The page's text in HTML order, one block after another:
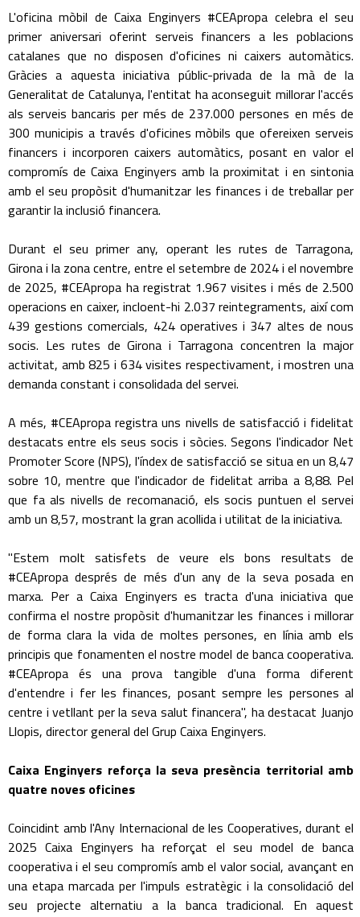
L'oficina mòbil de Caixa Enginyers #CEApropa celebra el seu
primer aniversari oferint serveis financers a les poblacions
catalanes que no disposen d'oficines ni caixers automàtics.
Gràcies a aquesta iniciativa públic-privada de la mà de la
Generalitat de Catalunya, l'entitat ha aconseguit millorar l'accés
als serveis bancaris per més de 237.000 persones en més de
300 municipis a través d'oficines mòbils que ofereixen serveis
financers i incorporen caixers automàtics, posant en valor el
compromís de Caixa Enginyers amb la proximitat i en sintonia
amb el seu propòsit d'humanitzar les finances i de treballar per
garantir la inclusió financera.
Durant el seu primer any, operant les rutes de Tarragona,
Girona i la zona centre, entre el setembre de 2024 i el novembre
de 2025, #CEApropa ha registrat 1.967 visites i més de 2.500
operacions en caixer, incloent-hi 2.037 reintegraments, així com
439 gestions comercials, 424 operatives i 347 altes de nous
socis. Les rutes de Girona i Tarragona concentren la major
activitat, amb 825 i 634 visites respectivament, i mostren una
demanda constant i consolidada del servei.
A més, #CEApropa registra uns nivells de satisfacció i fidelitat
destacats entre els seus socis i sòcies. Segons l'indicador Net
Promoter Score (NPS), l'índex de satisfacció se situa en un 8,47
sobre 10, mentre que l'indicador de fidelitat arriba a 8,88. Pel
que fa als nivells de recomanació, els socis puntuen el servei
amb un 8,57, mostrant la gran acollida i utilitat de la iniciativa.
"Estem molt satisfets de veure els bons resultats de
#CEApropa després de més d'un any de la seva posada en
marxa. Per a Caixa Enginyers es tracta d'una iniciativa que
confirma el nostre propòsit d'humanitzar les finances i millorar
de forma clara la vida de moltes persones, en línia amb els
principis que fonamenten el nostre model de banca cooperativa.
#CEApropa és una prova tangible d'una forma diferent
d'entendre i fer les finances, posant sempre les persones al
centre i vetllant per la seva salut financera", ha destacat Juanjo
Llopis, director general del Grup Caixa Enginyers.
Caixa Enginyers reforça la seva presència territorial amb
quatre noves oficines
Coincidint amb l'Any Internacional de les Cooperatives, durant el
2025 Caixa Enginyers ha reforçat el seu model de banca
cooperativa i el seu compromís amb el valor social, avançant en
una etapa marcada per l'impuls estratègic i la consolidació del
seu projecte alternatiu a la banca tradicional. En aquest